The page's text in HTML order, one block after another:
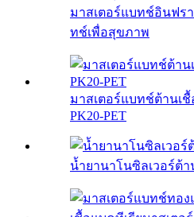
มาสเตอร์แบทช์อินฟร
ทช์เพื่อสุขภาพ
มาสเตอร์แบทช์ต้านเ
PK20-PET
น้ำยานาโนซิลเวอร์ต้า